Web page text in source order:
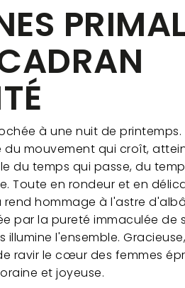
à une nuit de printemps.
du mouvement qui croît,
du temps qui passe, du
Toute en rondeur et en
rend hommage à l'astre
par la pureté immaculée de
l'ensemble.
ravir le cœur des femmes
et joyeuse.